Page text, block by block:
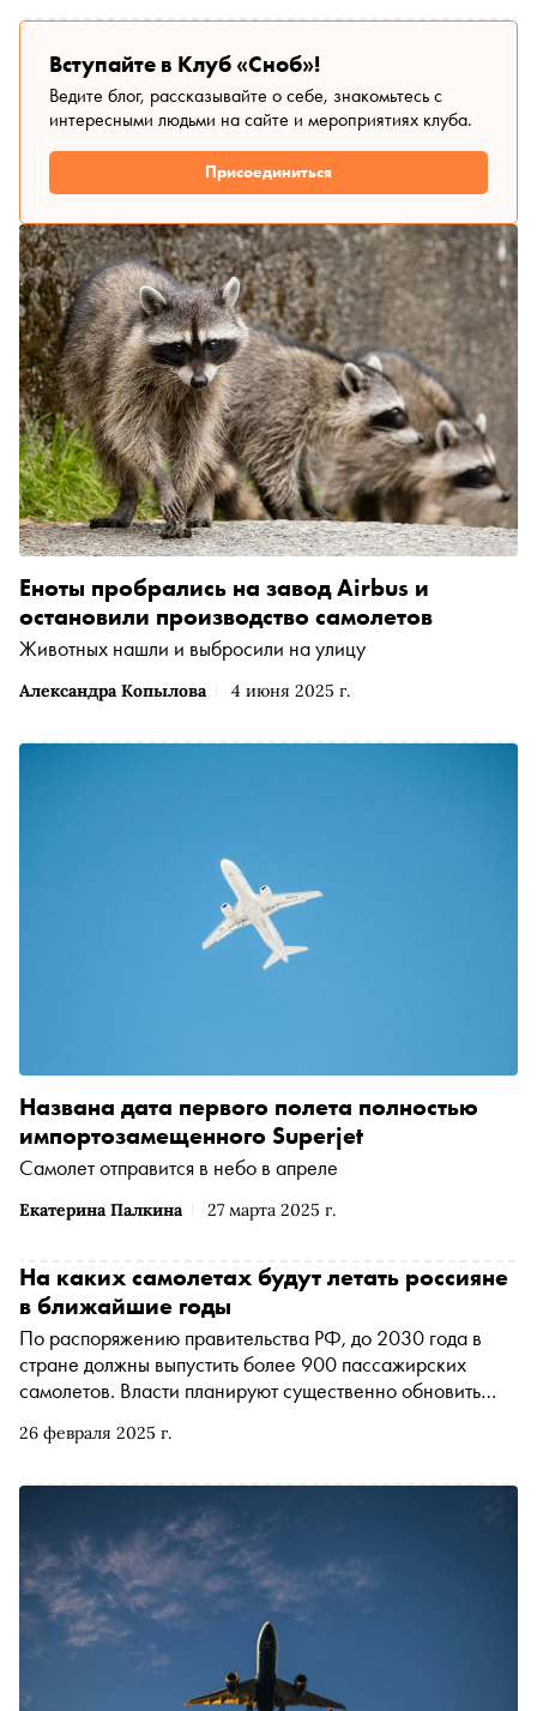
Вступайте в Клуб «Сноб»!
Ведите блог, рассказывайте о себе, знакомьтесь с
интересными людьми на сайте и мероприятиях клуба.
Присоединиться
Александра Копылова 4 июня 2025 г.
Еноты пробрались на завод Airbus и
остановили производство самолетов
Животных нашли и выбросили на улицу
Екатерина Палкина 27 марта 2025 г.
Названа дата первого полета полностью
импортозамещенного Superjet
Самолет отправится в небо в апреле
26 февраля 2025 г.
На каких самолетах будут летать россияне
в ближайшие годы
По распоряжению правительства РФ, до 2030 года в
стране должны выпустить более 900 пассажирских
самолетов. Власти планируют существенно обновить
Airbus. Корреспондент «Сноба» Александр Юдин
почему переносились сроки поставки первых
отечественных самолетов и будет ли на них летать
дороже, чем на «Боингах» и «Эйрбасах»